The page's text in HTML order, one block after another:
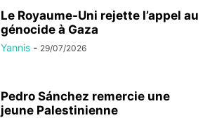
Le Royaume-Uni rejette l’appel au
génocide à Gaza
Yannis - 29/07/2026
Pedro Sánchez remercie une
jeune Palestinienne